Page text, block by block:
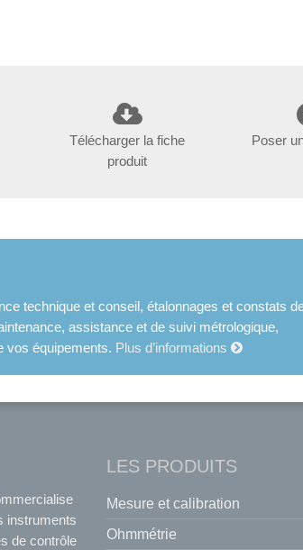
Télécharger la fiche
produit
Poser
technique et conseil, étalonnages et constats
assistance et de suivi métrologique,
vos équipements. Plus d’informations
instruments
de contrôle
LES PRODUITS
Mesure et calibration
Ohmmétrie